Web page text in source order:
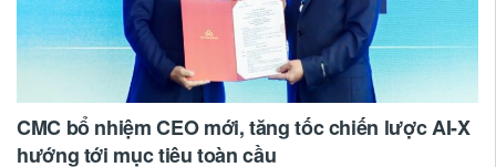
CMC bổ nhiệm CEO mới, tăng tốc chiến lược AI-X
hướng tới mục tiêu toàn cầu